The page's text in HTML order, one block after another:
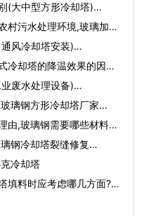
(大中型方形冷却塔)…
村污水处理环境,玻璃加工
风冷却塔安装)…
冷却塔的降温效果的因素
废水处理设备)…
璃钢方形冷却塔厂家…
由,玻璃钢需要哪些材料…
钢冷却塔裂缝修复…
冷却塔
填料时应考虑哪几方面?